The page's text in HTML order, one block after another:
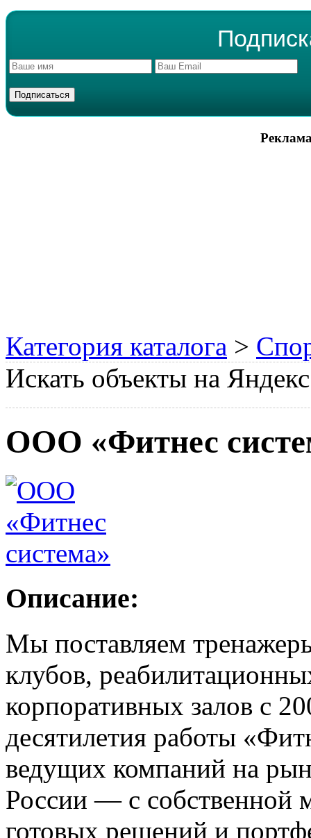
Категория каталога >
Искать объекты на
ООО «Фитнес
Описание:
Мы поставляем
клубов,
корпоративных залов с
десятилетия работы
ведущих компаний на
России — с собственной
готовых решений и